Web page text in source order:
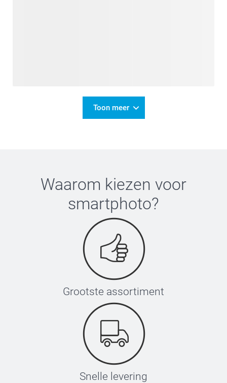
Toon meer
Waarom kiezen voor
smartphoto?
Grootste assortiment
Snelle levering